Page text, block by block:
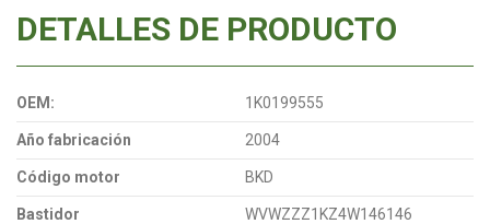
DETALLES DE PRODUCTO
OEM: 1K0199555
Año fabricación 2004
Código motor BKD
Bastidor WVWZZZ1KZ4W146146